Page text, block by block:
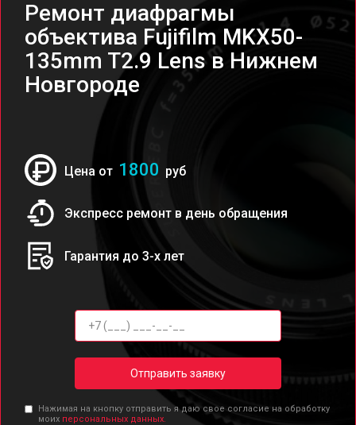
Ремонт диафрагмы
объектива Fujifilm MKX50-
135mm T2.9 Lens в Нижнем
Новгороде
Цена от 1800 руб
Экспресс ремонт в день обращения
Гарантия до 3-х лет
Отправить заявку
Нажимая на кнопку отправить я даю свое согласие на обработку
моих персональных данных.